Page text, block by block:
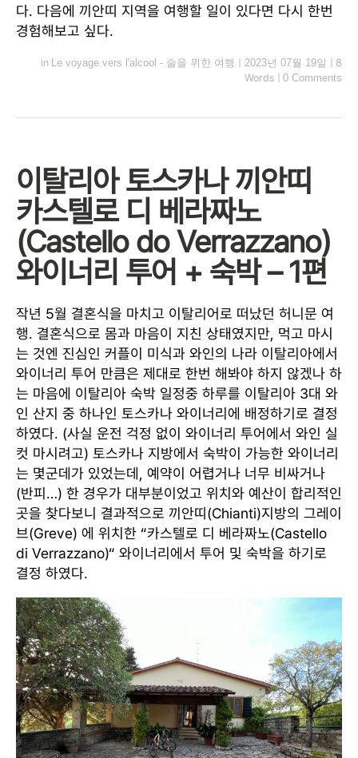
다. 다음에 끼안띠 지역을 여행할 일이 있다면 다시 한번
경험해보고 싶다.
in Le voyage vers l'alcool - 술을 위한 여행 2023년 07월 19일
8
Words
0 Comments
이탈리아 토스카나 끼안띠
카스텔로 디 베라짜노
(Castello do Verrazzano)
와이너리 투어 + 숙박 – 1편
작년 5월 결혼식을 마치고 이탈리어로 떠났던 허니문 여
행. 결혼식으로 몸과 마음이 지친 상태였지만, 먹고 마시
는 것엔 진심인 커플이 미식과 와인의 나라 이탈리아에서
와이너리 투어 만큼은 제대로 한번 해봐야 하지 않겠나 하
는 마음에 이탈리아 숙박 일정중 하루를 이탈리아 3대 와
인 산지 중 하나인 토스카나 와이너리에 배정하기로 결정
하였다. (사실 운전 걱정 없이 와이너리 투어에서 와인 실
컷 마시려고) 토스카나 지방에서 숙박이 가능한 와이너리
는 몇군데가 있었는데, 예약이 어렵거나 너무 비싸거나
(반피…) 한 경우가 대부분이었고 위치와 예산이 합리적인
곳을 찾다보니 결과적으로 끼안띠(Chianti)지방의 그레이
브(Greve) 에 위치한 “카스텔로 디 베라짜노(Castello
di Verrazzano)“ 와이너리에서 투어 및 숙박을 하기로
결정 하였다.